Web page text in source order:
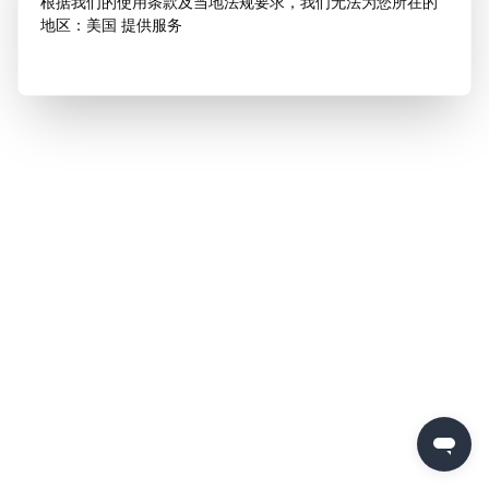
地区：美国 提供服务